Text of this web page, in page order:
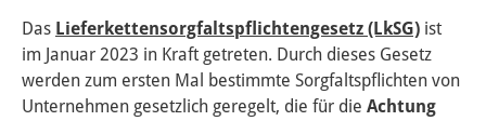
Das Lieferkettensorgfaltspflichtengesetz (LkSG) ist
im Januar 2023 in Kraft getreten. Durch dieses Gesetz
werden zum ersten Mal bestimmte Sorgfaltspflichten von
Unternehmen gesetzlich geregelt, die für die Achtung